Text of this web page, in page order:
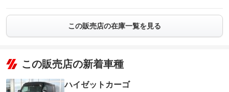
この販売店の在庫一覧を見る
この販売店の新着車種
ハイゼットカーゴ